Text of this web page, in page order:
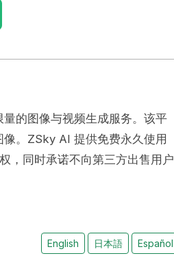
的图像与视频生成服务。该平
。ZSky AI 提供免费永久使用
，同时承诺不向第三方出售用户
English 日本語 Español